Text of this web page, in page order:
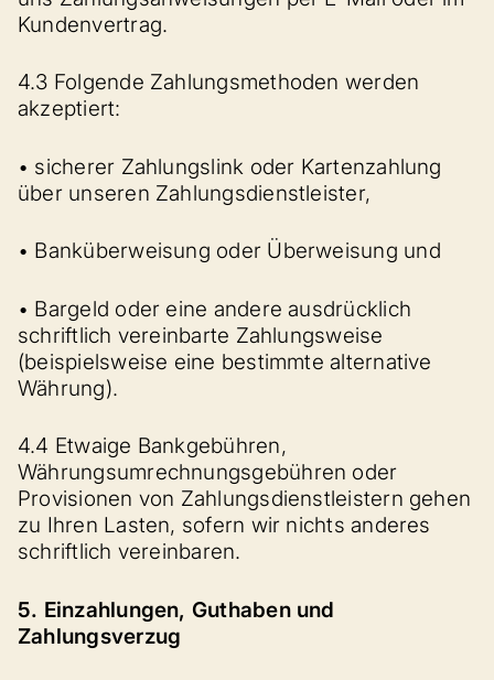
Kundenvertrag.
4.3 Folgende Zahlungsmethoden werden
akzeptiert:
• sicherer Zahlungslink oder Kartenzahlung
über unseren Zahlungsdienstleister,
• Banküberweisung oder Überweisung und
• Bargeld oder eine andere ausdrücklich
schriftlich vereinbarte Zahlungsweise
(beispielsweise eine bestimmte alternative
Währung).
4.4 Etwaige Bankgebühren,
Währungsumrechnungsgebühren oder
Provisionen von Zahlungsdienstleistern gehen
zu Ihren Lasten, sofern wir nichts anderes
schriftlich vereinbaren.
5. Einzahlungen, Guthaben und
Zahlungsverzug